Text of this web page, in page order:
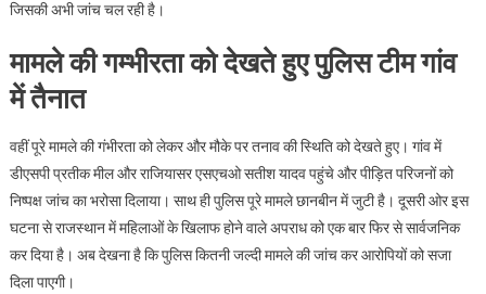
जिसकी अभी जांच चल रही है।
मामले की गम्भीरता को देखते हुए पुलिस टीम गांव
में तैनात
वहीं पूरे मामले की गंभीरता को लेकर और मौके पर तनाव की स्थिति को देखते हुए। गांव में
डीएसपी प्रतीक मील और राजियासर एसएचओ सतीश यादव पहुंचे और पीड़ित परिजनों को
निष्पक्ष जांच का भरोसा दिलाया। साथ ही पुलिस पूरे मामले छानबीन में जुटी है। दूसरी ओर इस
घटना से राजस्थान में महिलाओं के खिलाफ होने वाले अपराध को एक बार फिर से सार्वजनिक
कर दिया है। अब देखना है कि पुलिस कितनी जल्दी मामले की जांच कर आरोपियों को सजा
दिला पाएगी।